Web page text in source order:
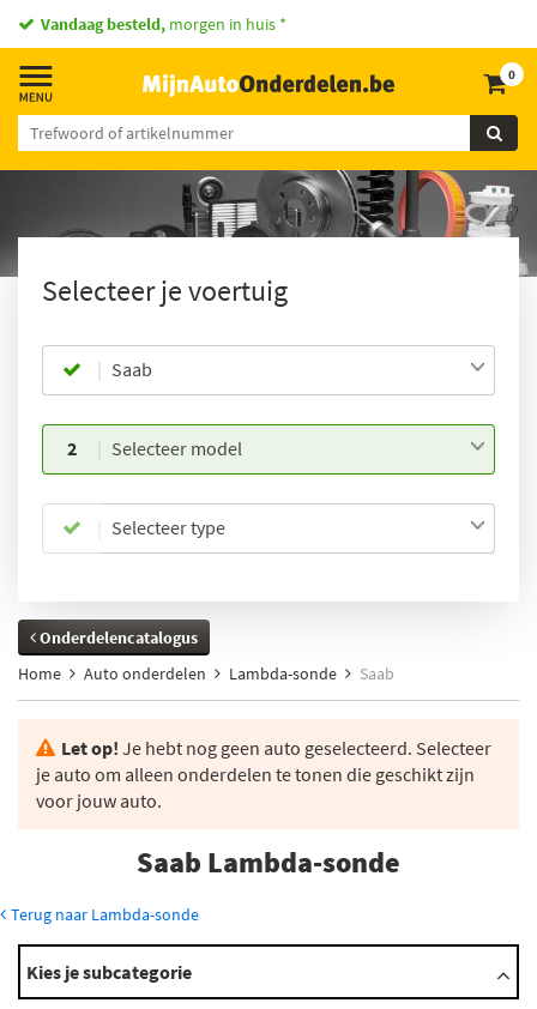
Vandaag besteld, morgen in huis *
0
Selecteer je voertuig
Saab
2 Selecteer model
Selecteer type
Onderdelencatalogus
Home
Auto onderdelen Lambda-sonde Saab
Let op! Je hebt nog geen auto geselecteerd. Selecteer
je auto om alleen onderdelen te tonen die geschikt zijn
voor jouw auto.
Saab Lambda-sonde
Terug naar Lambda-sonde
Modellen
9-3
Kies je subcategorie